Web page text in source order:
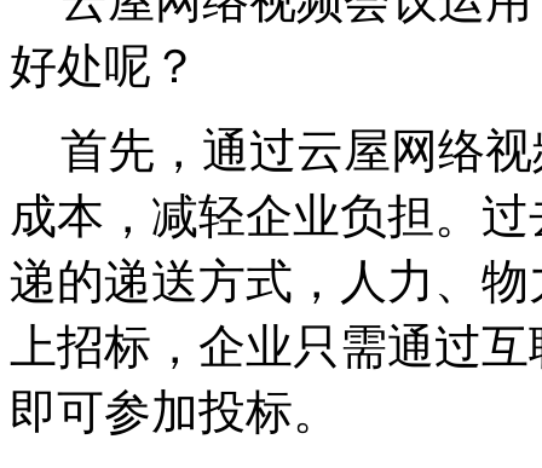
好处呢？
首先，通过云屋网络
成本，减轻企业负担。
递的递送方式，人力、
上招标，企业只需通过
即可参加投标。